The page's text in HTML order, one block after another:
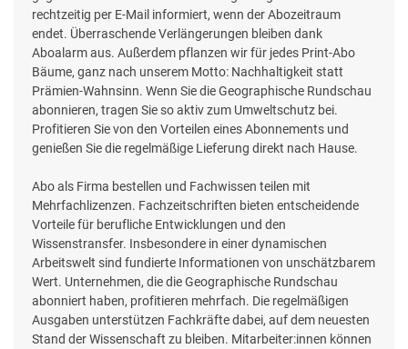
rechtzeitig per E-Mail informiert, wenn der Abozeitraum
endet. Überraschende Verlängerungen bleiben dank
Aboalarm aus. Außerdem pflanzen wir für jedes Print-Abo
Bäume, ganz nach unserem Motto: Nachhaltigkeit statt
Prämien-Wahnsinn. Wenn Sie die Geographische Rundschau
abonnieren, tragen Sie so aktiv zum Umweltschutz bei.
Profitieren Sie von den Vorteilen eines Abonnements und
genießen Sie die regelmäßige Lieferung direkt nach Hause.
Abo als Firma bestellen und Fachwissen teilen mit
Mehrfachlizenzen. Fachzeitschriften bieten entscheidende
Vorteile für berufliche Entwicklungen und den
Wissenstransfer. Insbesondere in einer dynamischen
Arbeitswelt sind fundierte Informationen von unschätzbarem
Wert. Unternehmen, die die Geographische Rundschau
abonniert haben, profitieren mehrfach. Die regelmäßigen
Ausgaben unterstützen Fachkräfte dabei, auf dem neuesten
Stand der Wissenschaft zu bleiben. Mitarbeiter:innen können